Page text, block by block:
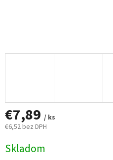
€7,89 / ks
€6,52 bez DPH
cena:
Skladom